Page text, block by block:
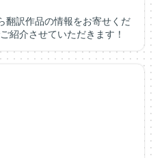
翻訳作品の情報をお寄せくだ
紹介させていただきます！